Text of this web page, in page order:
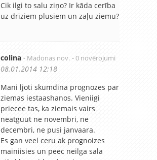
Cik ilgi to salu ziņo? Ir kāda cerība
uz drīziem plusiem un zaļu ziemu?
colina - Madonas nov. - 0 novērojumi
08.01.2014 12:18
Mani ljoti skumdina prognozes par
ziemas iestaashanos. Vieniigi
priecee tas, ka ziemais vairs
neatguut ne novembri, ne
decembri, ne pusi janvaara.
Es gan veel ceru ak prognoizes
mainiisies un peec neilga sala